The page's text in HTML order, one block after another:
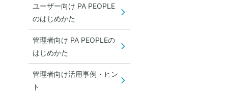
ユーザー向け PA PEOPLE
のはじめかた
管理者向け PA PEOPLEの
はじめかた
管理者向け活用事例・ヒン
ト